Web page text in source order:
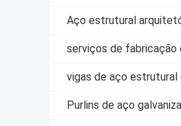
Aço estrutural
serviços de fabricação
vigas de aço estrutural
Purlins de aço